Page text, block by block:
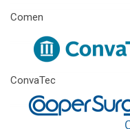
Comen
ConvaTec